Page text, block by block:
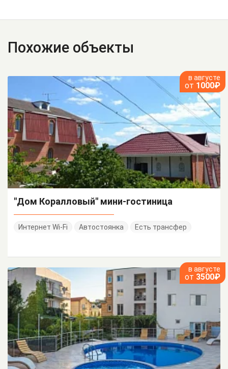
Похожие объекты
в августе
от 1000₽
"Дом Коралловый" мини-гостиница
Интернет Wi-Fi Автостоянка Есть трансфер
в августе
от 3500₽